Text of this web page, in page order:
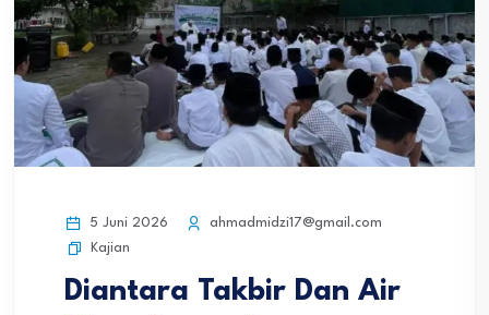
5 Juni 2026
ahmadmidzi17@gmail.com
Kajian
Diantara Takbir Dan Air